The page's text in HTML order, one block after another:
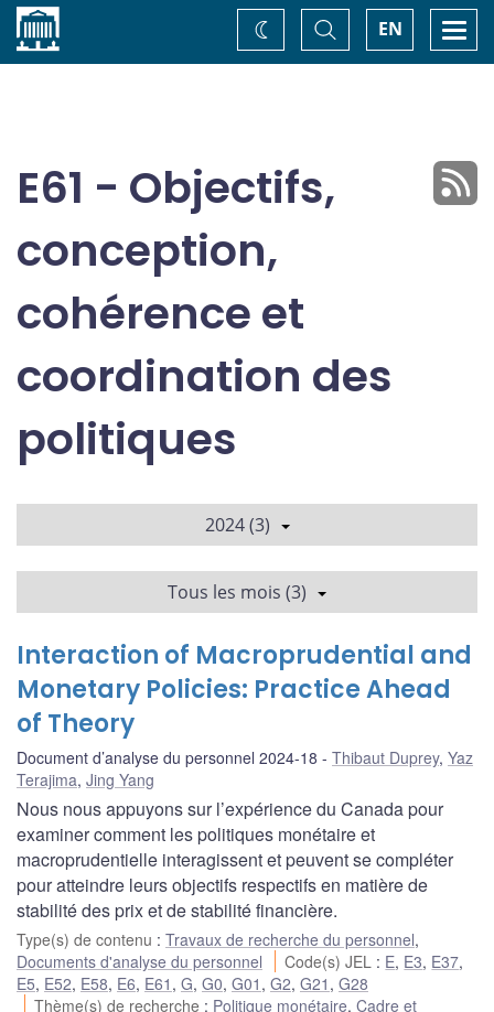
Accueil EN
Basculer
la
recherche
Changez
de
E61 - Objectifs,
conception,
cohérence et
coordination des
politiques
2024 (3)
Tous les mois (3)
Interaction of Macroprudential and
Monetary Policies: Practice Ahead
of Theory
Document d’analyse du personnel 2024-18 Thibaut Duprey, Yaz
Terajima, Jing Yang
Nous nous appuyons sur l’expérience du Canada pour
examiner comment les politiques monétaire et
macroprudentielle interagissent et peuvent se compléter
pour atteindre leurs objectifs respectifs en matière de
stabilité des prix et de stabilité financière.
Type(s) de contenu : Travaux de recherche du personnel,
Documents d'analyse du personnel
Code(s) JEL : E, E3, E37,
E5, E52, E58, E6, E61 , G, G0, G01 , G2, G21 , G28
Thème(s) de recherche : Politique monétaire,Cadre et